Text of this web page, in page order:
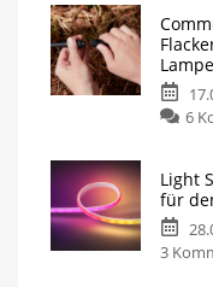
6
Light
für
3